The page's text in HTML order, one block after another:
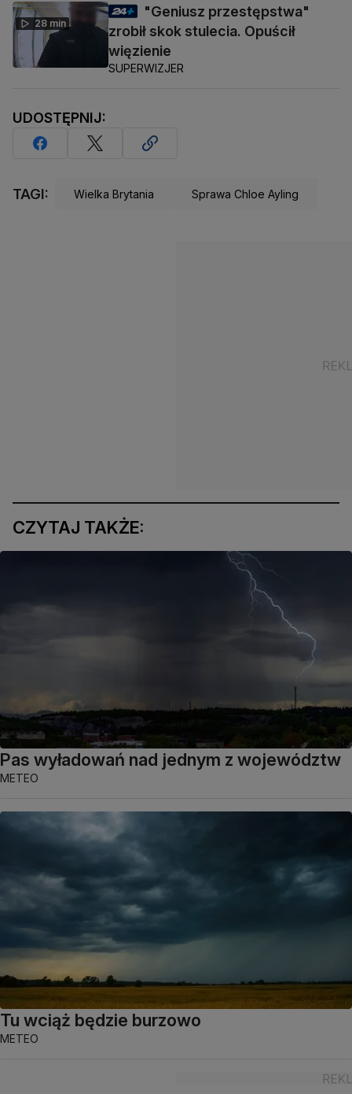
28 min
"Geniusz przestępstwa"
zrobił skok stulecia. Opuścił
więzienie
SUPERWIZJER
UDOSTĘPNIJ:
TAGI: Wielka Brytania Sprawa Chloe Ayling
CZYTAJ TAKŻE:
Pas wyładowań nad jednym z województw
METEO
Tu wciąż będzie burzowo
METEO